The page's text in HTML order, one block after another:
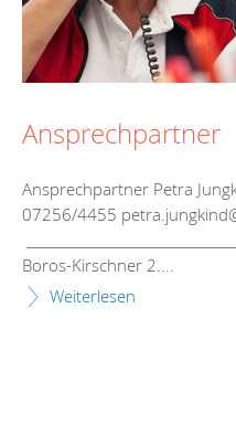
Ansprechpartner
Ansprechpartner Petra
07256/4455
Boros-Kirschner 2....
Weiterlesen